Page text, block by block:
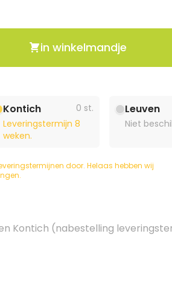
in winkelmandje
Kontich
0 st.
Leveringstermijn 8
weken.
Leuven
Niet
door. Helaas hebben wij
Kontich (nabestelling